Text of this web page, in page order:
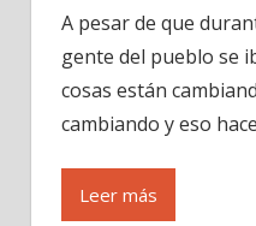
A pesar de que
gente del pueblo se
cosas están
cambiando y eso
Leer más